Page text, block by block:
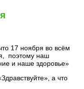
17 ноября во всём
поэтому наш
и наше здоровье»
а что